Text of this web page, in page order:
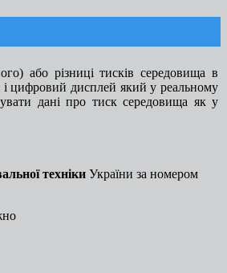
або різниці тисків середовища в
цифровий дисплей який у реальному
дані про тиск середовища як у
техніки України за номером